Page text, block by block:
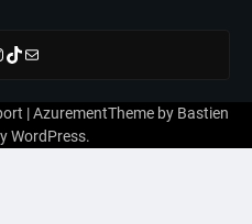
TikTok
E-mail
| AzurementTheme by Bastien
WordPress.